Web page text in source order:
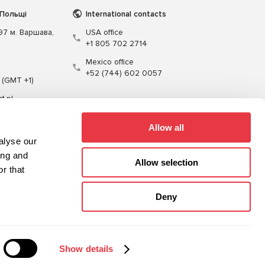
our
and
that
Show details
Allow all
Allow selection
Deny
м. Варшава,
+1)
International contacts
USA office
+1 805 702 2714
Mexico office
+52 (744) 602 0057
Кабелі